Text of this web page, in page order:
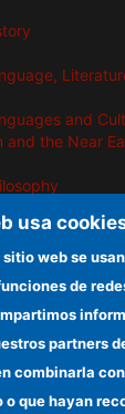
​​and
and the Near
Policies and
usa
web se
de
partners
combinarla
que hayan